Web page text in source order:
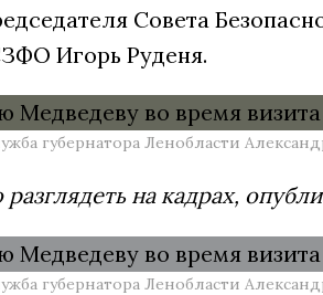
Совета
Игорь Руденя.
губернатора Ленобласти
на кадрах,
губернатора Ленобласти